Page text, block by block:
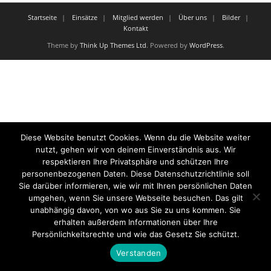
Startseite Einsätze Mitglied werden Über uns
Bilder
Kontakt
Theme by Think Up Themes Ltd. Powered by WordPress.
Diese Website benutzt Cookies. Wenn du die Website weiter
nutzt, gehen wir von deinem Einverständnis aus. Wir
respektieren Ihre Privatsphäre und schützen Ihre
personenbezogenen Daten. Diese Datenschutzrichtlinie soll
Sie darüber informieren, wie wir mit Ihren persönlichen Daten
umgehen, wenn Sie unsere Webseite besuchen. Das gilt
unabhängig davon, von wo aus Sie zu uns kommen. Sie
erhalten außerdem Informationen über Ihre
Persönlichkeitsrechte und wie das Gesetz Sie schützt.
Verstanden